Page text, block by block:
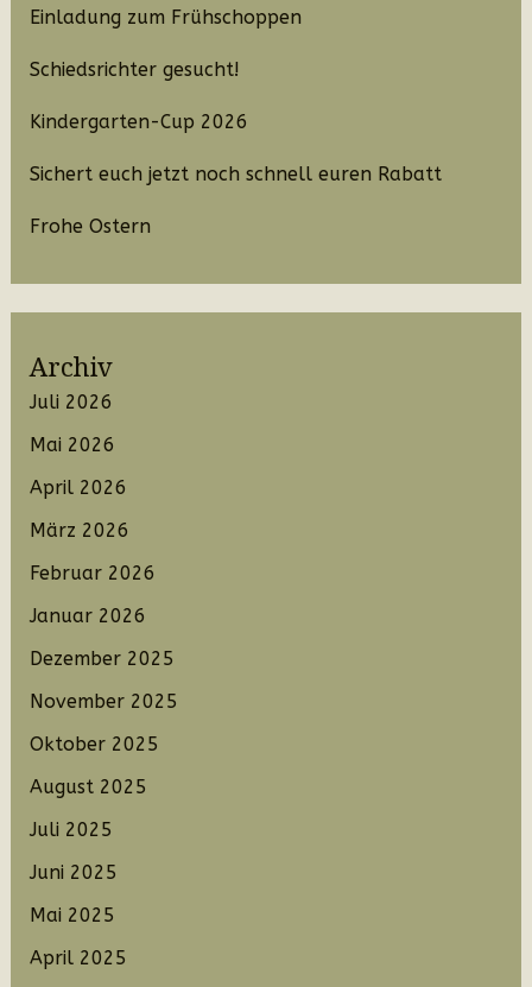
Einladung zum Frühschoppen
Schiedsrichter gesucht!
Kindergarten-Cup 2026
Sichert euch jetzt noch schnell euren Rabatt
Frohe Ostern
Archiv
Juli 2026
Mai 2026
April 2026
März 2026
Februar 2026
Januar 2026
Dezember 2025
November 2025
Oktober 2025
August 2025
Juli 2025
Juni 2025
Mai 2025
April 2025